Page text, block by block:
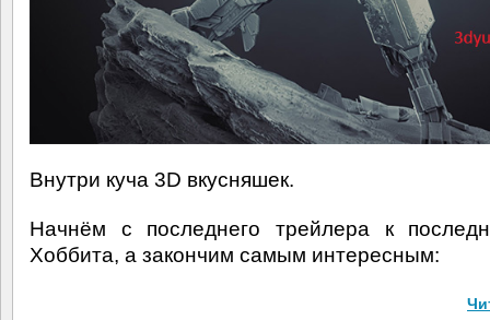
Внутри куча 3D вкусняшек.
Начнём с последнего трейлера к
Хоббита, а закончим самым интересным: